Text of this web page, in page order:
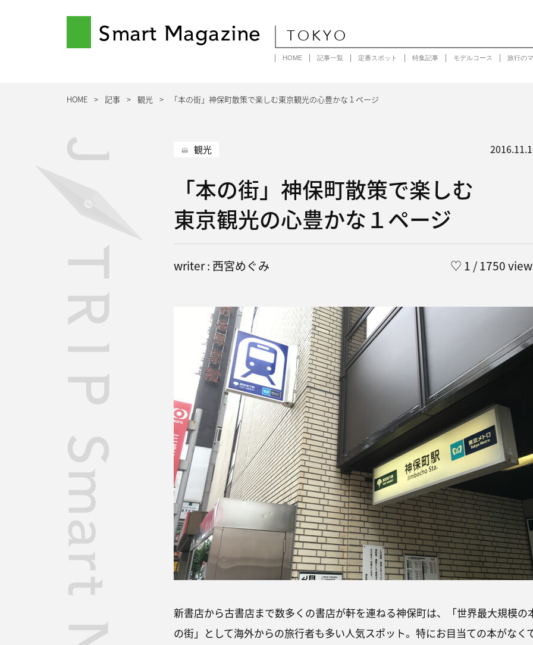
Smart Magazine TOKYO
HOME 記事一覧 定番スポット 特集記事 モデルコース 旅行の
HOME 記事 観光 「本の街」神保町散策で楽しむ東京観光の心豊かな１ページ
観光
「本の街」神保町散策で楽しむ
東京観光の心豊かな１ページ
writer : 西宮めぐみ ♡ 1 / 1750
新書店から古書店まで数多くの書店が軒を連ねる神保町は、「世界最大規模の
の街」として海外からの旅行者も多い人気スポット。特にお目当ての本がなく